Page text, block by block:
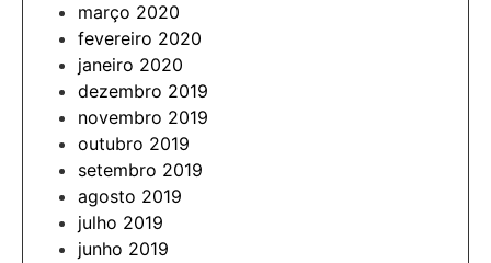
março 2020
fevereiro 2020
janeiro 2020
dezembro 2019
novembro 2019
outubro 2019
setembro 2019
agosto 2019
julho 2019
junho 2019